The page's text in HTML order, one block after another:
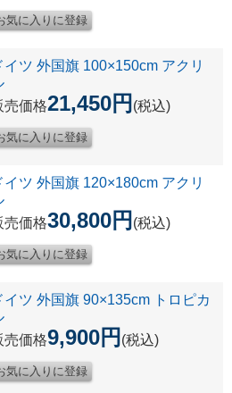
イツ 外国旗 100×150cm アクリ
売価格21,450円 (税込)
イツ 外国旗 120×180cm アクリ
売価格30,800円 (税込)
イツ 外国旗 90×135cm トロピカ
売価格9,900円 (税込)